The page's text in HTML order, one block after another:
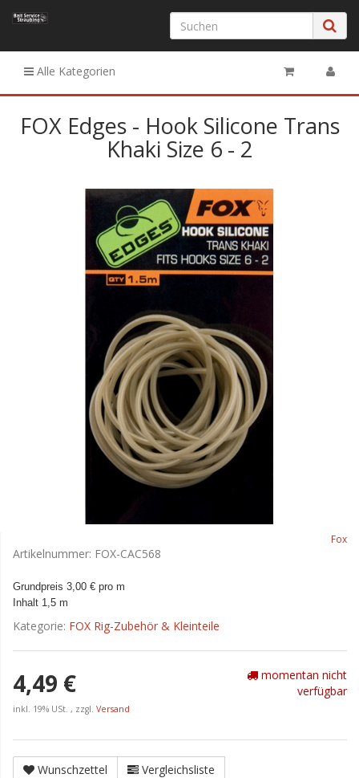
Alle Kategorien
FOX Edges - Hook Silicone Trans
Khaki Size 6 - 2
Fox
Artikelnummer: FOX-CAC568
Grundpreis 3,00 € pro m
Inhalt 1,5 m
Kategorie: FOX Rig-Zubehör & Kleinteile
4,49 €
inkl. 19% USt. , zzgl. Versand
momentan nicht
verfügbar
Wunschzettel
Vergleichsliste